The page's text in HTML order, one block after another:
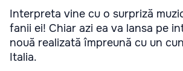
Interpreta vine cu o surpriză
fanii ei! Chiar azi ea va lansa pe
nouă realizată împreună cu un
Italia.